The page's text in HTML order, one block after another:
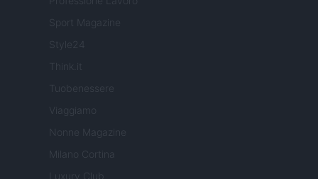
Sport Magazine
Style24
Think.it
Tuobenessere
Viaggiamo
Nonne Magazine
Milano Cortina
Luxury Club